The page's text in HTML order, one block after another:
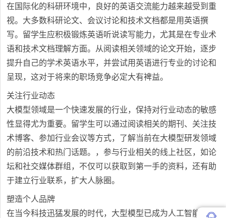
在国际化的科研环境中，良好的英语交流能力越来越受到重
视。大多数科研论文、会议讨论和技术文档都是用英语撰
写。留学生应积极锻炼英语听说读写能力，尤其是在专业术
语和技术文档理解方面。从阅读相关领域的论文开始，逐步
提升自己的学术英语水平，并尝试用英语进行专业的讨论和
呈现，这对于将来的职场竞争必定大有裨益。
关注行业动态
大模型领域是一个快速发展的行业，保持对行业动态的敏感
性显得尤为重要。留学生可以通过阅读相关的期刊、关注技
术博客、参加行业会议等方式，了解当前在大模型研发领域
的前沿技术和热门话题。，参与行业相关的线上社区，如论
坛和社交媒体群组，不仅可以获取到第一手的资料，还有助
于建立行业联系，扩大人脉圈。
塑造个人品牌
在当今科技迅猛发展的时代，大型模型已成为人工智能领域